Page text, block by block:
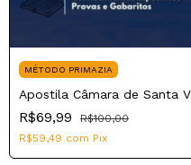
MÉTODO PRIMAZIA
Apostila Câmara de Santa
R$69,99
R$100,00
R$59,49 com Pix